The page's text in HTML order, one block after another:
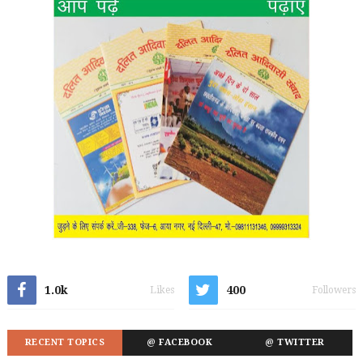
1.0k Likes 400 Followers
RECENT TOPICS @ FACEBOOK @ TWITTER